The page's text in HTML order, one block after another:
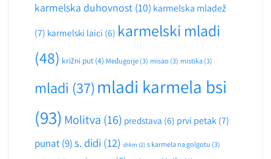
karmelska duhovnost(10) karmelska mladež
(7) karmelski laici (6) karmelski mladi
(48) križni put(4) Međugorje(3) misao (3) mistika(3)
mladi (37)mladi karmela bsi
(93) Molitva (16) predstava (6) prvi petak(7)
punat(9)s. didi (12) shkm (2) s karmela na golgotu (3)